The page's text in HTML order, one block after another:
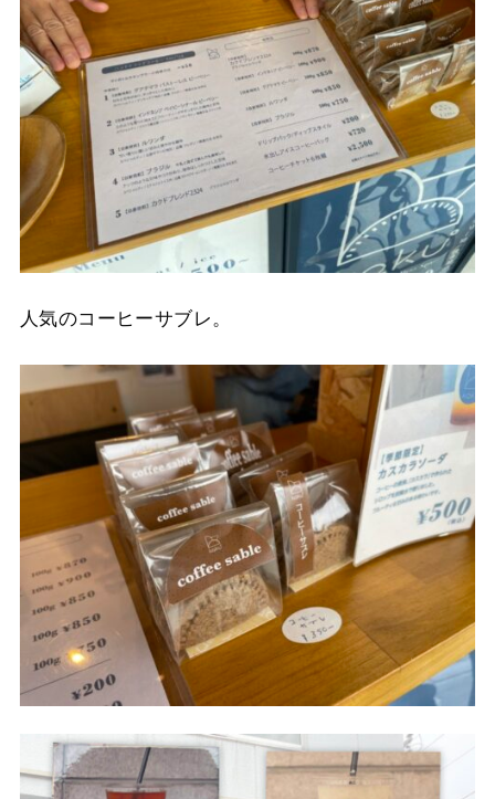
人気のコーヒーサブレ。